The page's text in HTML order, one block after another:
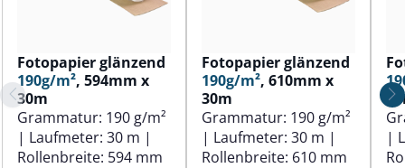
Fotopapier glänzend
190g/m², 594mm x
30m
Grammatur: 190 g/m²
| Laufmeter: 30 m |
Rollenbreite: 594 mm
Fotopapier glänzend
190g/m², 610mm x
30m
Grammatur: 190 g/m²
| Laufmeter: 30 m |
Rollenbreite: 610 mm
|